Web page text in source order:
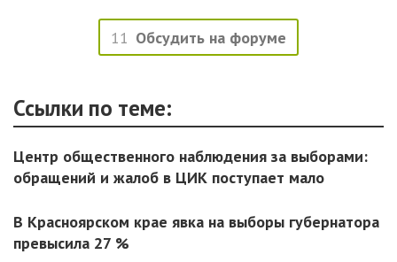
11 Обсудить на форуме
Ссылки по теме:
Центр общественного наблюдения за выборами:
обращений и жалоб в ЦИК поступает мало
В Красноярском крае явка на выборы губернатора
превысила 27 %